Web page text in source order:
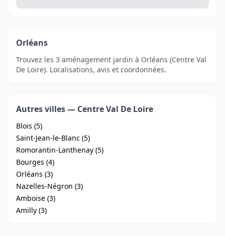
Orléans
Trouvez les 3 aménagement jardin à Orléans (Centre Val
De Loire). Localisations, avis et coordonnées.
Autres villes — Centre Val De Loire
Blois (5)
Saint-Jean-le-Blanc (5)
Romorantin-Lanthenay (5)
Bourges (4)
Orléans (3)
Nazelles-Négron (3)
Amboise (3)
Amilly (3)